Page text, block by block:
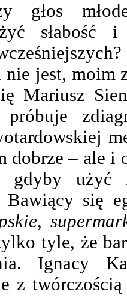
głos
słabość
nie jest, moim
Mariusz
próbuje
dobrze – ale
użyć
Bawiący się
tyle, że
Ignacy
z